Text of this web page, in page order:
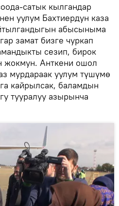
сатык кылгандар
уулум Бахтиердун каза
абысыныма
замат бизге чуркап
сезип, бирок
жокмун. Анткени ошол
мурдараак уулум түшүмө
кайрылсак, баламдын
тууралуу азырынча